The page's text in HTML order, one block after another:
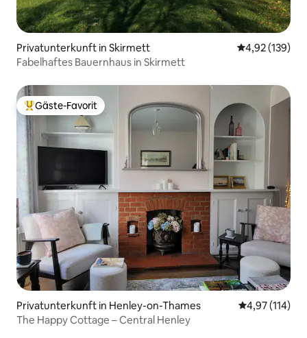
Privatunterkunft in Skirmett
4,92 (139)
Fabelhaftes Bauernhaus in Skirmett
Beliebter Gäste-Favorit.
Gäste-Favorit
Privatunterkunft in Henley-on-Thames
4,97 (114)
The Happy Cottage – Central Henley